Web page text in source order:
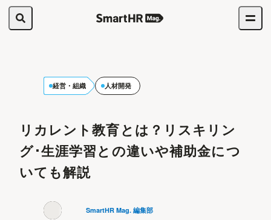
経営・組織 人材開発
リカレント教育とは？リスキリン
グ･生涯学習との違いや補助金につ
いても解説
SmartHR Mag. 編集部